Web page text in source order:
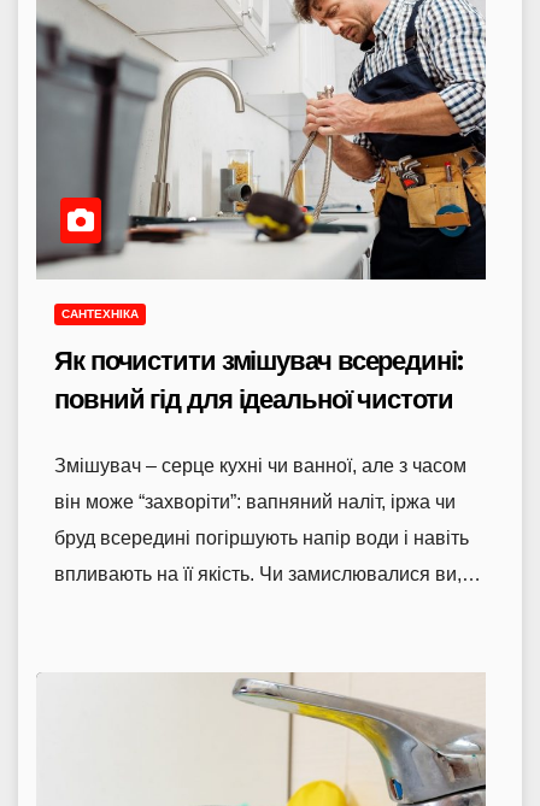
САНТЕХНІКА
Як почистити змішувач всередині:
повний гід для ідеальної чистоти
Змішувач – серце кухні чи ванної, але з часом
він може “захворіти”: вапняний наліт, іржа чи
бруд всередині погіршують напір води і навіть
впливають на її якість. Чи замислювалися ви,…